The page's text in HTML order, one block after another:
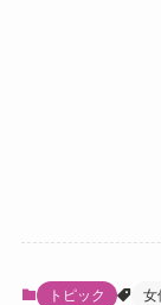
トピック 女